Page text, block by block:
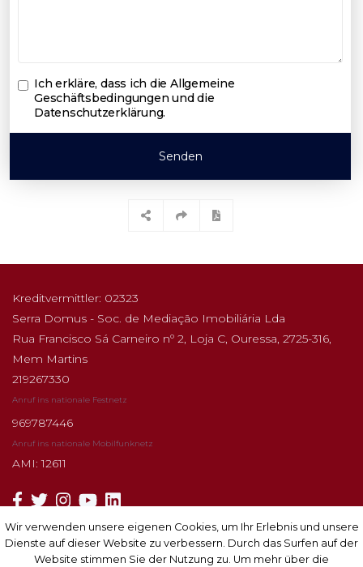
Wir verwenden unsere eigenen Cookies, um Ihr Erlebnis und unsere
Dienste auf dieser Website zu verbessern. Durch das Surfen auf der
Website stimmen Sie der Nutzung zu. Um mehr über die
Ich erkläre, dass ich dieAllgemeine
Geschäftsbedingungen und die
Datenschutzerklärung.
Senden
Kreditvermittler: 02323
Serra Domus - Soc. de Mediação Imobiliária Lda
Rua Francisco Sá Carneiro nº 2, Loja C, Ouressa, 2725-316,
Mem Martins
219267330
Anruf ins nationale Festnetz
969787446
Anruf ins nationale Mobilfunknetz
AMI: 12611
Abonnieren
Wir verwenden unsere eigenen Cookies, um Ihr Erlebnis und unsere
Dienste auf dieser Website zu verbessern. Durch das Surfen auf der
Website stimmen Sie der Nutzung zu. Um mehr über die